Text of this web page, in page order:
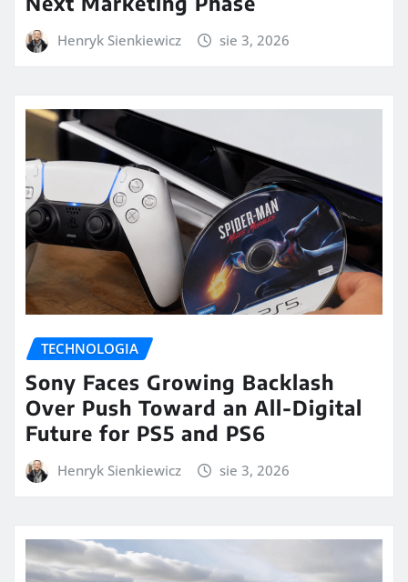
Henryk Sienkiewicz sie 3, 2026
TECHNOLOGIA
Sony Faces Growing Backlash
Over Push Toward an All-Digital
Future for PS5 and PS6
Henryk Sienkiewicz sie 3, 2026